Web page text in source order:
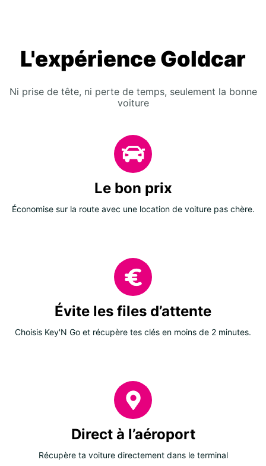
L'expérience Goldcar
Ni prise de tête, ni perte de temps, seulement la bonne
voiture
Le bon prix
Économise sur la route avec une location de voiture pas chère.
Évite les files d’attente
Choisis Key'N Go et récupère tes clés en moins de 2 minutes.
Direct à l’aéroport
Récupère ta voiture directement dans le terminal